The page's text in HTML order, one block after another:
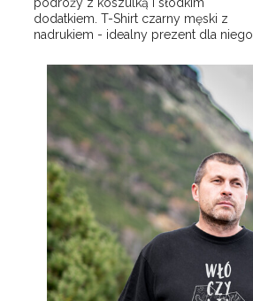
dodatkiem. T-Shirt czarny męski z
nadrukiem - idealny prezent dla niego